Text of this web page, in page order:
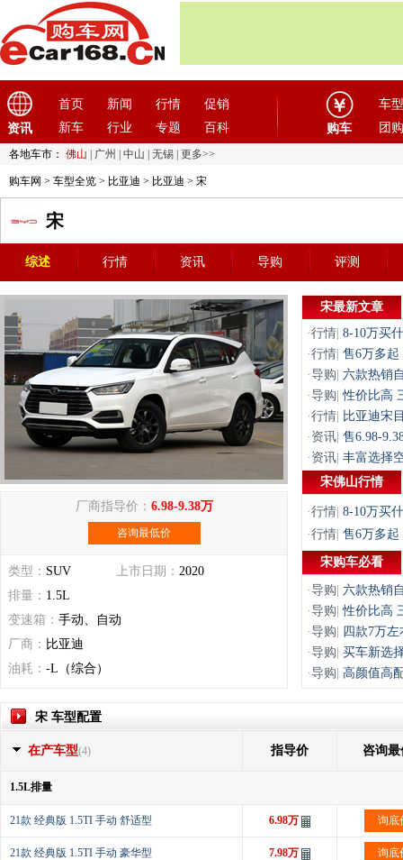
资讯
首页 新闻 行情
促销
新车
行业 专题 百科 购车
车型
团购
各地车市： 佛山 广州 中山 无锡 更多>>
购车网 > 车型全览 > 比亚迪 > 比亚迪 > 宋
宋
综述 行情 资讯 导购 评测
厂商指导价： 6.98-9.38万
咨询最低价
类型： SUV 上市日期： 2020
排量： 1.5L
变速箱： 手动、自动
厂商： 比亚迪
油耗： -L（综合）
宋最新文章
·行情 8-10万买
·行情 售6万多起
·导购 六款热销
·导购 |性价比高
·行情 比亚迪宋
· 资讯 售6.98-
· 资讯 丰富选择
宋佛山行情
·行情 8-10万买
·行情 售6万多起
宋购车必看
·导购 六款热销
·导购 |性价比高
·导购
四款7万
·导购 买车新选
·导购 高颜值高
宋 车型配置
在产车型(4) 指导价 咨询最
1.5L排量
21款 经典版 1.5TI 手动 舒适型 6.98万 询底
21款 经典版 1.5TI 手动 豪华型 7.98万 询底